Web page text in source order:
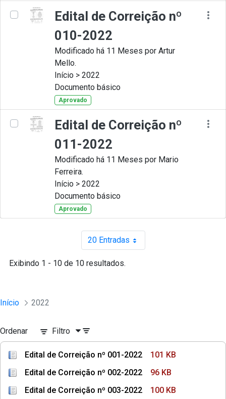
Edital de Correição nº
010-2022
Modificado há 11 Meses por Artur
Mello.
Início > 2022
Documento básico
Aprovado
Edital de Correição nº
011-2022
Modificado há 11 Meses por Mario
Ferreira.
Início > 2022
Documento básico
Aprovado
20 EntradasPor página
Exibindo 1 - 10 de 10 resultados.
Início 2022
Ordenar Filtro
Edital de Correição nº 001-2022
101 KB
Edital de Correição nº 002-2022
96 KB
Edital de Correição nº 003-2022
100 KB